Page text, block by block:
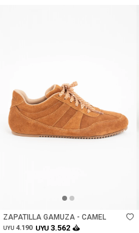
ZAPATILLA GAMUZA - CAMEL
UYU 4.190 UYU 3.562